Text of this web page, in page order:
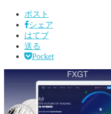
ポスト
シェア
はてブ
送る
Pocket